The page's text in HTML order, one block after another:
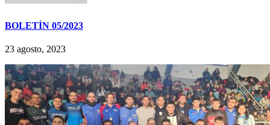
BOLETÍN 05/2023
23 agosto, 2023